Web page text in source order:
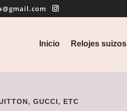
Inicio Relojes suizos
GUCCI, ETC